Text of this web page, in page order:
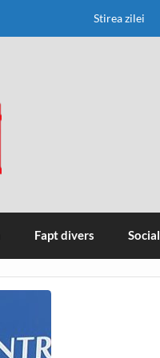
Stirea zilei
Fapt divers Social